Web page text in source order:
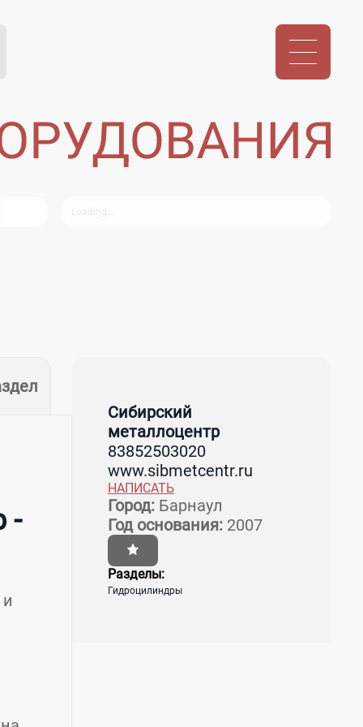
-
Сибирский
металлоцентр
83852503020
www.sibmetcentr.ru
НАПИСАТЬ
Город: Барнаул
Год основания: 2007
Разделы:
Гидроцилиндры